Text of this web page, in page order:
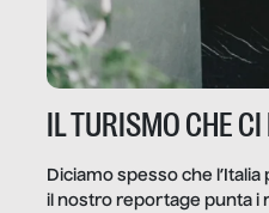
IL TURISMO CHE
Diciamo spesso che
il nostro reportage punta i